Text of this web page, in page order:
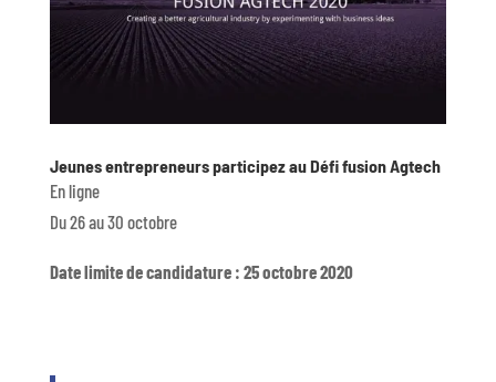
Jeunes entrepreneurs participez au Défi fusion Agtech
En ligne
Du 26 au 30 octobre
Date limite de candidature : 25 octobre 2020